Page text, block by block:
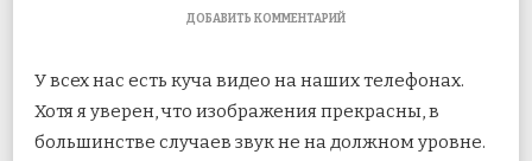
ДОБАВИТЬ КОММЕНТАРИЙК
ПРИЛОЖЕНИЯ
УДАЛЕНИЯ
АУДИО
У всех нас есть куча видео на наших телефонах.
Хотя я уверен, что изображения прекрасны, в
большинстве случаев звук не на должном уровне.